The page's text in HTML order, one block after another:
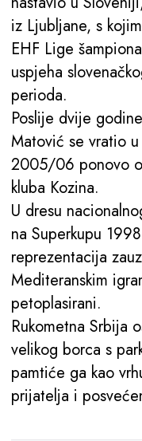
iz Ljubljane, s
EHF Lige
uspjeha
perioda.
Poslije dvije
Matović se vratio
2005/06 ponovo
kluba Kozina.
U dresu
na Superkupu
reprezentacija
Mediteranskim
petoplasirani.
Rukometna Srbija
velikog borca s
pamtiće ga kao
prijatelja i